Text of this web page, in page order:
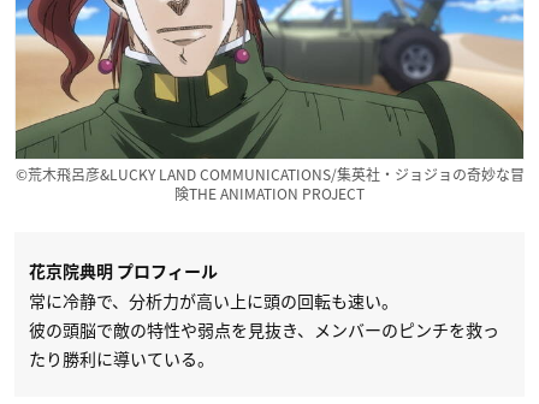
©荒木飛呂彦&LUCKY LAND COMMUNICATIONS/集英社・ジョジョの奇妙な冒
険THE ANIMATION PROJECT
花京院典明 プロフィール
常に冷静で、分析力が高い上に頭の回転も速い。
彼の頭脳で敵の特性や弱点を見抜き、メンバーのピンチを救っ
たり勝利に導いている。